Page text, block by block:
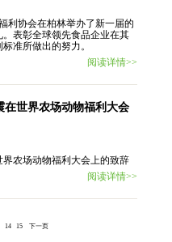
利协会在柏林举办了新一届的
表彰全球领先食品企业在其
准所做出的努力。
阅读详情>>
在世界农场动物福利大会
农场动物福利大会上的致辞
阅读详情>>
14 15 下一页